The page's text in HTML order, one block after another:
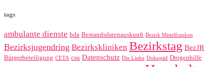
tags
ambulante dienste bda Bestandsdatenauskunft Bezirk Mittelfranken
Bezirksjugendring Bezirkskliniken Bezirkstag BezJR
Bürgerbeteiligung CETA csu Datenschutz Die Linke Dokupäd Drogenhilfe